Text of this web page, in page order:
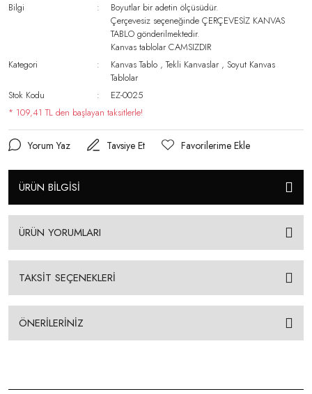
Bilgi
Boyutlar bir adetin ölçüsüdür.
Çerçevesiz seçeneğinde ÇERÇEVESİZ KANVAS
TABLO gönderilmektedir.
Kanvas tablolar CAMSIZDIR
Kategori
Kanvas Tablo ,Tekli Kanvaslar ,Soyut Kanvas
Tablolar
Stok Kodu
EZ-0025
* 109,41 TL den başlayan taksitlerle!
Yorum Yaz Tavsiye Et
ÜRÜN BİLGİSİ
ÜRÜN YORUMLARI
TAKSİT SEÇENEKLERİ
ÖNERİLERİNİZ